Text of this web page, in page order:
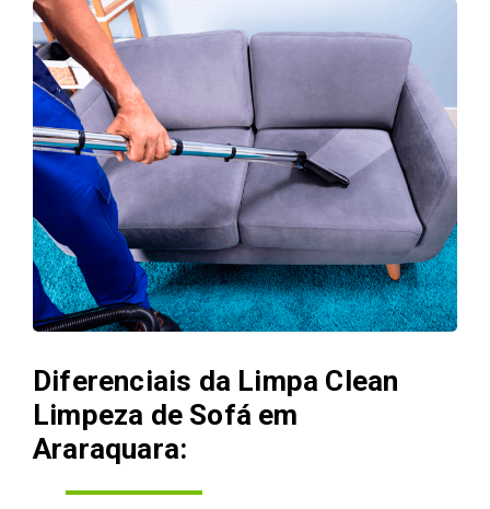
Diferenciais da Limpa Clean
Limpeza de Sofá em
Araraquara: